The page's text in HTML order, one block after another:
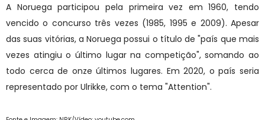
A Noruega participou pela primeira vez em 1960, tendo
vencido o concurso três vezes (1985, 1995 e 2009). Apesar
das suas vitórias, a Noruega possui o título de "país que mais
vezes atingiu o último lugar na competição", somando ao
todo cerca de onze últimos lugares. Em 2020, o país seria
representado por Ulrikke, com o tema "Attention".